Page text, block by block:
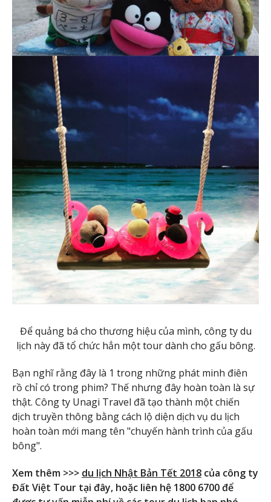
Để quảng bá cho thương hiệu của mình, công ty du
lịch này đã tổ chức hẳn một tour dành cho gấu bông.
Bạn nghĩ rằng đây là 1 trong những phát minh điên
rồ chỉ có trong phim? Thế nhưng đây hoàn toàn là sự
thật. Công ty Unagi Travel đã tạo thành một chiến
dịch truyền thông bằng cách lộ diện dịch vụ du lịch
hoàn toàn mới mang tên "chuyến hành trình của gấu
bông".
Xem thêm >>> du lịch Nhật Bản Tết 2018 của công ty
Đất Việt Tour tại đây, hoặc liên hệ 1800 6700 để